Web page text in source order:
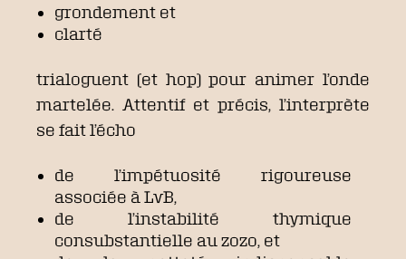
grondement et
clarté
trialoguent (et hop) pour animer l’onde
martelée. Attentif et précis, l’interprète
se fait l’écho
de l’impétuosité rigoureuse
associée à LvB,
de l’instabilité thymique
consubstantielle au zozo, et